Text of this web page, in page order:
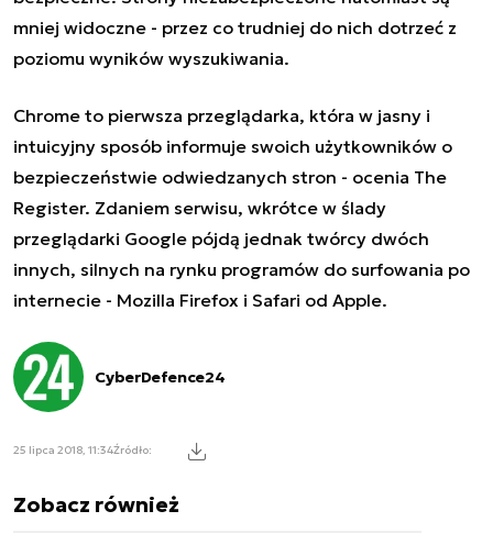
mniej widoczne - przez co trudniej do nich dotrzeć z
poziomu wyników wyszukiwania.
Chrome to pierwsza przeglądarka, która w jasny i
intuicyjny sposób informuje swoich użytkowników o
bezpieczeństwie odwiedzanych stron - ocenia The
Register. Zdaniem serwisu, wkrótce w ślady
przeglądarki Google pójdą jednak twórcy dwóch
innych, silnych na rynku programów do surfowania po
internecie - Mozilla Firefox i Safari od Apple.
CyberDefence24
25 lipca 2018, 11:34Źródło:
Zobacz również